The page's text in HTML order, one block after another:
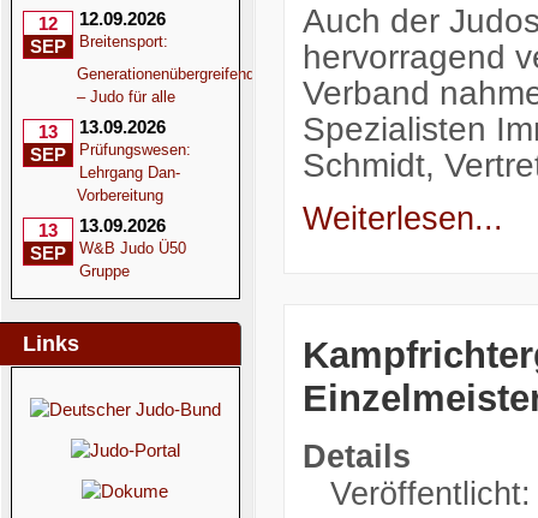
12
SEP
12.09.2026
Breitensport:
Generationenübergreifend
– Judo für alle
13
SEP
13.09.2026
Prüfungswesen:
Lehrgang Dan-
Vorbereitung
13
SEP
13.09.2026
W&B Judo Ü50
Gruppe
Links
Auch der
hervorragend
Verband
Spezialisten
Schmidt,
Weiterlesen...
Details